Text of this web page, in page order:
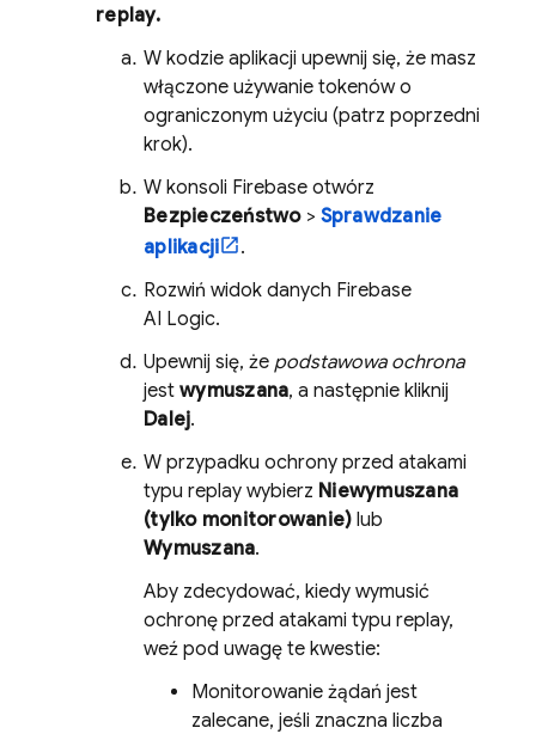
replay.
W kodzie aplikacji upewnij się, że masz
włączone używanie tokenów o
ograniczonym użyciu (patrz poprzedni
krok).
W konsoli Firebase otwórz
Bezpieczeństwo> Sprawdzanie
aplikacji
.
Rozwiń widok danych Firebase
AI Logic.
Upewnij się, że podstawowa ochrona
jest wymuszana, a następnie kliknij
Dalej.
W przypadku ochrony przed atakami
typu replay wybierz Niewymuszana
(tylko monitorowanie) lub
Wymuszana.
Aby zdecydować, kiedy wymusić
ochronę przed atakami typu replay,
weź pod uwagę te kwestie:
Monitorowanie żądań jest
zalecane, jeśli znaczna liczba